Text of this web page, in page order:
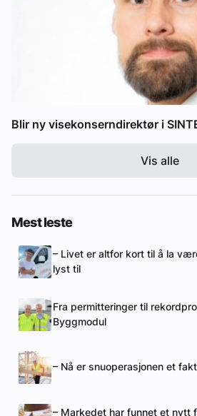
Blir ny visekonserndirektør i
Vis alle
Mest leste
– Livet er altfor kort til å la
lyst til
Fra permitteringer til
Byggmodul
– Nå er snuoperasjonen et
– Markedet har funnet et nytt